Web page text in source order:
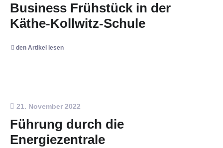
Business Frühstück in der
Käthe-Kollwitz-Schule
den Artikel lesen
21. November 2022
Führung durch die
Energiezentrale